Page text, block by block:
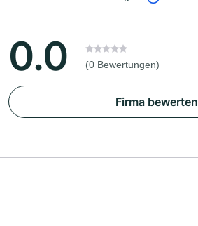
0.0 (0 Bewertungen)
Firma bewerten